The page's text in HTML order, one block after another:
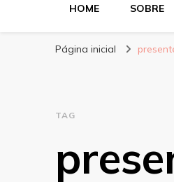
HOME SOBRE
Página inicial
TAG